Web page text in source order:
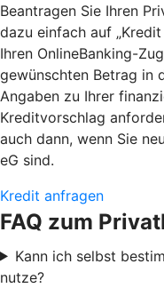
Beantragen Sie Ihren
dazu einfach auf
Ihren OnlineBanking-
gewünschten Betrag in
Angaben zu Ihrer
Kreditvorschlag
auch dann, wenn Sie
eG sind.
Kredit anfragen
FAQ zum
Kann ich selbst
nutze?